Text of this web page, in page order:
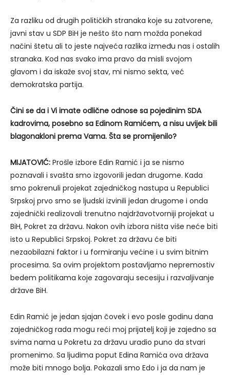
Za razliku od drugih političkih stranaka koje su zatvorene,
javni stav u SDP BiH je nešto što nam možda ponekad
načini štetu ali to jeste najveća razlika između nas i ostalih
stranaka. Kod nas svako ima pravo da misli svojom
glavom i da iskaže svoj stav, mi nismo sekta, već
demokratska partija.
Čini se da i Vi imate odlične odnose sa pojedinim SDA
kadrovima, posebno sa Edinom Ramićem, a nisu uvijek bili
blagonakloni prema Vama. Šta se promijenilo?
MIJATOVIĆ: Prošle izbore Edin Ramić i ja se nismo
poznavali i svašta smo izgovorili jedan drugome. Kada
smo pokrenuli projekat zajedničkog nastupa u Republici
Srpskoj prvo smo se ljudski izvinili jedan drugome i onda
zajednički realizovali trenutno najdržavotvorniji projekat u
BiH, Pokret za državu. Nakon ovih izbora ništa više neće biti
isto u Republici Srpskoj. Pokret za državu će biti
nezaobilazni faktor i u formiranju većine i u svim bitnim
procesima. Sa ovim projektom postavljamo nepremostiv
bedem politikama koje zagovaraju secesiju i razvaljivanje
države BiH.
Edin Ramić je jedan sjajan čovek i evo posle godinu dana
zajedničkog rada mogu reći moj prijatelj koji je zajedno sa
svima nama u Pokretu za državu uradio puno da stvari
promenimo. Sa ljudima poput Edina Ramića ova država
može biti mnogo bolja. Pokazali smo Edo i ja da nam je